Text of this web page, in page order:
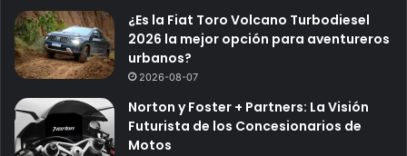
¿Es la Fiat Toro Volcano Turbodiesel
2026 la mejor opción para aventureros
urbanos?
2026-08-07
Norton y Foster + Partners: La Visión
Futurista de los Concesionarios de
Motos